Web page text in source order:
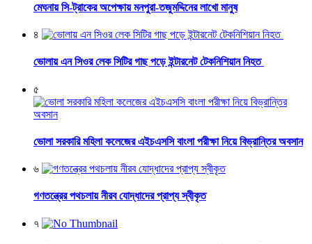
মেঘনায় সি-ট্রাকের অপেক্ষায় মনপুরা-তজুমদ্দিনের লাখো মানুষ
৪
ভোলায় এন সিওর লেক সিটির গাছ পড়ে ইন্টারনেট টেকনিশিয়ান নিহত
৫
ভোলা সরকারি মহিলা কলেজের এইচএসসি বাংলা পরীক্ষা নিয়ে বিভ্রান্তির অবসান
৬
গণতন্ত্রের পথচলায় নীরব যোদ্ধাদের প্রাপ্য স্বীকৃত
৭